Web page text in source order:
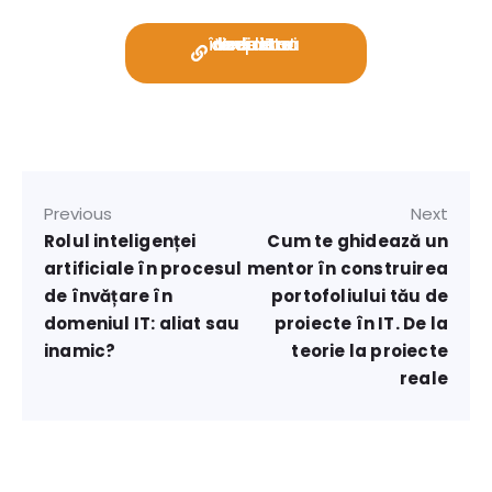
Vezi lista de cursuri de IT online – live care încep luna aceasta!
Previous
Rolul inteligenței
artificiale în procesul
de învățare în
domeniul IT: aliat sau
inamic?
Next
Cum te ghidează un
mentor în construirea
portofoliului tău de
proiecte în IT. De la
teorie la proiecte
reale